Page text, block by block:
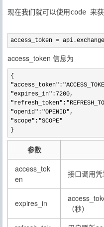
现在我们就可以使用code 来
access_token =
access_token 信息为
"expires_in":7200
"openid":"OPENID"
"scope":"SCOPE"
}
参数
access_tok
en
接口调用凭
expires_in
（秒）